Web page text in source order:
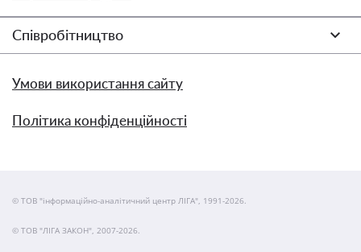
Співробітництво
Умови використання сайту
Політика конфіденційності
© ТОВ "інформаційно-аналітичний центр ЛІГА", 1991-2026.
© ТОВ "ЛІГА ЗАКОН", 2007-2026.